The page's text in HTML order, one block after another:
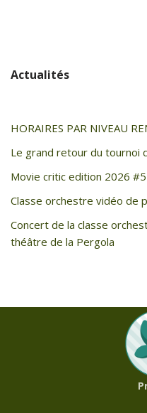
Actualités
HORAIRES PAR NIVEAU
Le grand retour du tournoi
Movie critic edition 2026 #5
Classe orchestre vidéo de
Concert de la classe
théâtre de la Pergola